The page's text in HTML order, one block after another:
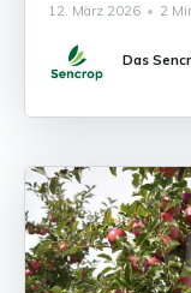
Wettergrenzen.
Luftlinie
bei uns fallen.
12. März 2026 • 2
Das